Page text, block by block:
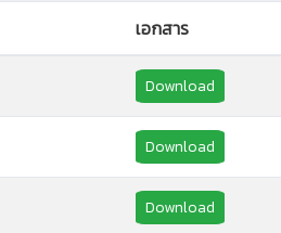
เอกสาร
Download
Download
Download